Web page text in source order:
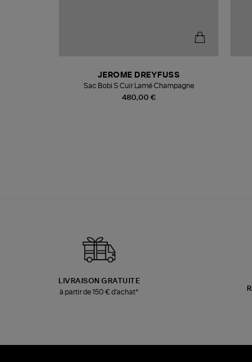
480,00 €
JEROME DREYFUSS
Sac Bobi S Cuir Lamé Champagne
LIVRAISON GRATUITE
à partir de 150 € d'achat*